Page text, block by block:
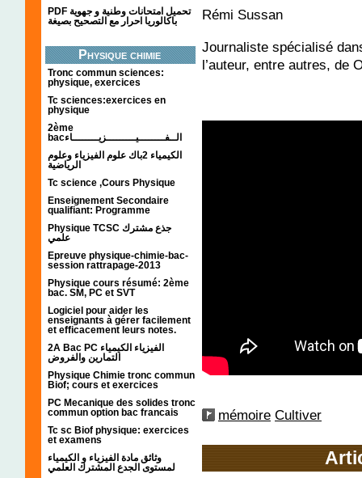
PDF تحميل امتحانات وطنية و جهوية
باكالوريا احرار مع التصحيح بصيغة
Physique chimie
Tronc commun sciences:
physique, exercices
Tc sciences:exercices en
physique
2ème
bacالــفــــــــيـــــــــزيــــــــاء
الكيمياء 2باك علوم الفيزياء وعلوم
الرياضية
Tc science ,Cours Physique
Enseignement Secondaire
qualifiant: Programme
Physique TCSC جذع مشترك
علمي
Epreuve physique-chimie-bac-
session rattrapage-2013
Physique cours résumé: 2ème
bac. SM, PC et SVT
Logiciel pour aider les
enseignants à gérer facilement
et efficacement leurs notes.
2A Bac PC الفيزياء الكيمياء
التمارين والفروض
Physique Chimie tronc commun
Biof; cours et exercices
PC Mecanique des solides tronc
commun option bac francais
Tc sc Biof physique: exercices
et examens
وثائق مادة الفيزياء و الكيمياء
Rémi Sussan
Journaliste spécialisé
l’auteur, entre autres, de
mémoire Cultiver